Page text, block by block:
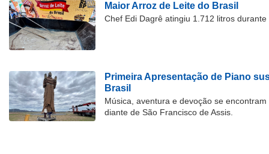
Maior Arroz de Leite do Brasil
Chef Edi Dagrê atingiu 1.712 litros
Primeira Apresentação de Piano
Brasil
Música, aventura e devoção se
diante de São Francisco de Assis.